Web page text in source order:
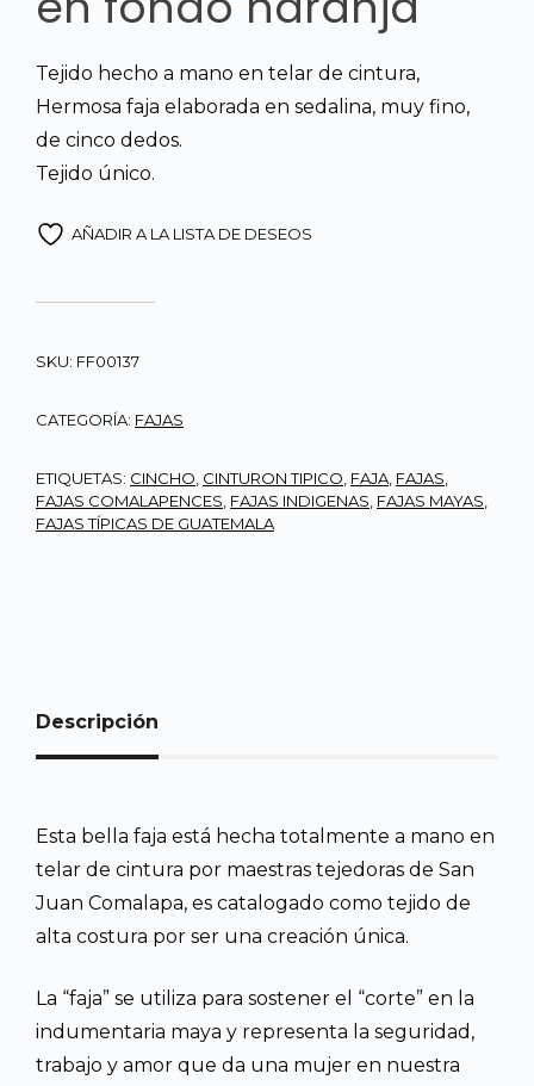
Tejido hecho a mano en telar de cintura,
Hermosa faja elaborada en sedalina, muy fino,
de cinco dedos.
Tejido único.
AÑADIR A LA LISTA DE DESEOS
SKU: FF00137
CATEGORÍA: FAJAS
ETIQUETAS: CINCHO, CINTURON TIPICO, FAJA, FAJAS,
FAJAS COMALAPENCES, FAJAS INDIGENAS, FAJAS MAYAS,
FAJAS TÍPICAS DE GUATEMALA
Descripción
Esta bella faja está hecha totalmente a mano en
telar de cintura por maestras tejedoras de San
Juan Comalapa, es catalogado como tejido de
alta costura por ser una creación única.
La “faja” se utiliza para sostener el “corte” en la
indumentaria maya y representa la seguridad,
trabajo y amor que da una mujer en nuestra